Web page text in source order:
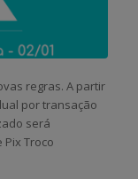
regras. A partir
por transação
será
Troco